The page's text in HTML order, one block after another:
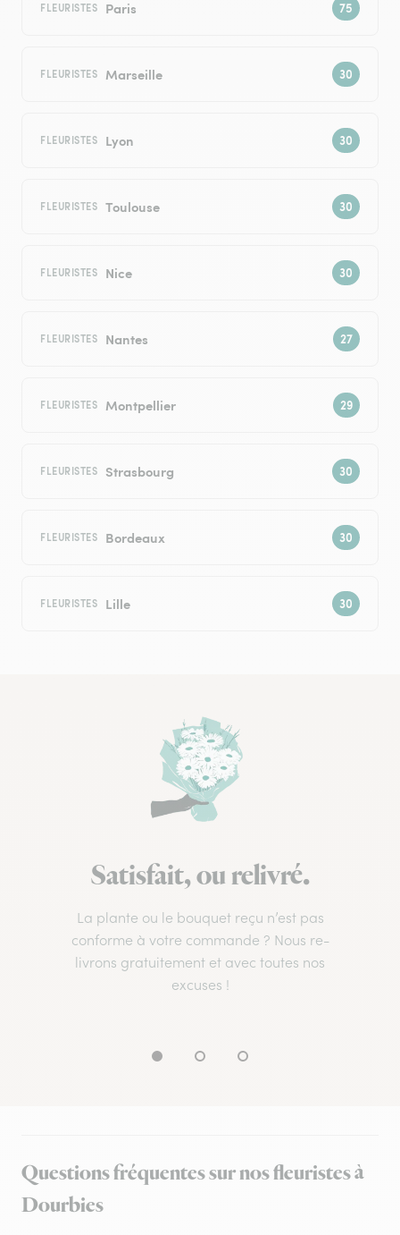
FLEURISTES Paris
FLEURISTES Marseille
FLEURISTES Lyon
FLEURISTES Toulouse
FLEURISTES Nice
FLEURISTES Nantes
FLEURISTES Montpellier
FLEURISTES Strasbourg
FLEURISTES Bordeaux
FLEURISTES Lille
Satisfait, ou relivré.
La plante ou le bouquet reçu n’est pas
conforme à votre commande ? Nous re-
livrons gratuitement et avec toutes nos
excuses !
Questions fréquentes sur nos fleuristes à
Dourbies